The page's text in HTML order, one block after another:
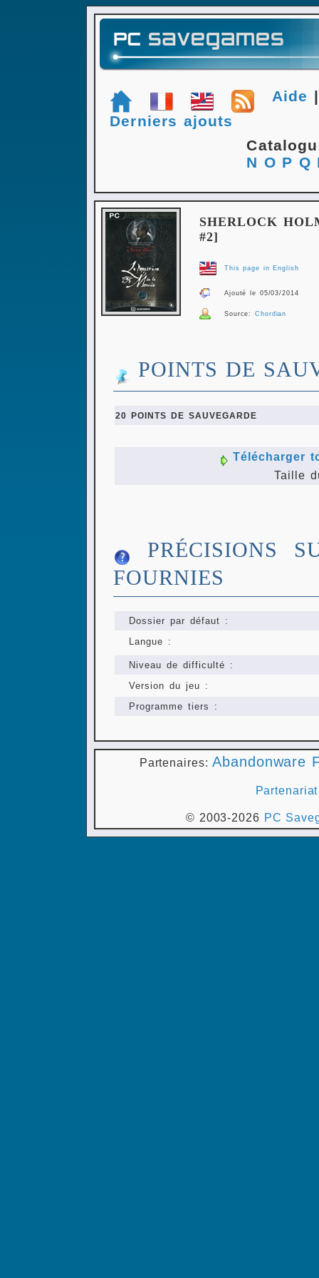
Aide
Derniers ajouts
N O P Q
SHERLOCK
#2]
This page in English
Ajouté le 05/03/2014
Source:Chordian
POINTS DE
20 POINTS DE SAUVEGARDE
Télécharger
Taille
PRÉCISIONS
FOURNIES
Dossier par défaut :
Langue :
Niveau de difficulté :
Version du jeu :
Programme tiers :
Partenaires:Abandonware
Partenariat
© 2003-2026 PC